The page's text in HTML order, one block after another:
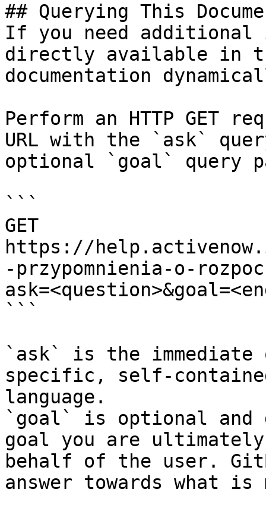
## Querying This
If you need
directly available in
documentation
Perform an HTTP GET
URL with the `ask`
optional `goal` query
```
GET
https://
-przypomnienia-o-
```
`ask` is the
specific, self-
language.
`goal` is optional and
goal you are
behalf of the user.
answer towards what